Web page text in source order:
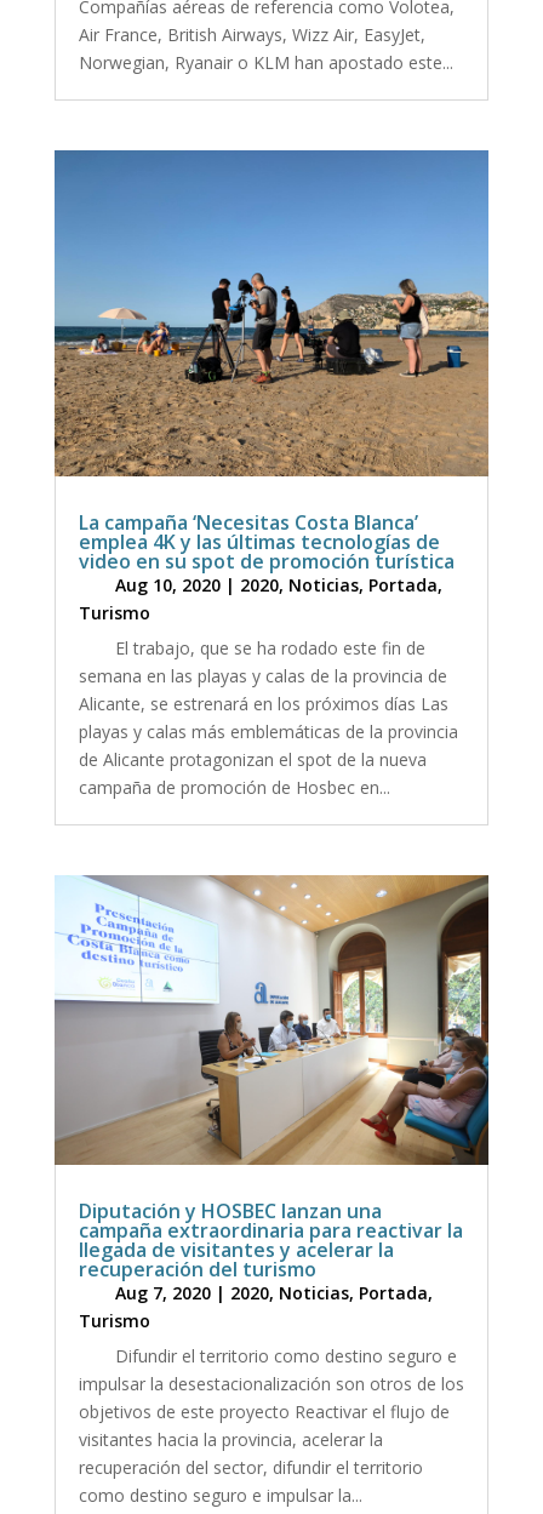
Compañías aéreas de referencia como Volotea,
Air France, British Airways, Wizz Air, EasyJet,
Norwegian, Ryanair o KLM han apostado este...
La campaña ‘Necesitas Costa Blanca’
emplea 4K y las últimas tecnologías de
video en su spot de promoción turística
Aug 10, 2020| 2020, Noticias, Portada,
Turismo
El trabajo, que se ha rodado este fin de
semana en las playas y calas de la provincia de
Alicante, se estrenará en los próximos días Las
playas y calas más emblemáticas de la provincia
de Alicante protagonizan el spot de la nueva
campaña de promoción de Hosbec en...
Diputación y HOSBEC lanzan una
campaña extraordinaria para reactivar la
llegada de visitantes y acelerar la
recuperación del turismo
Aug 7, 2020| 2020, Noticias, Portada,
Turismo
Difundir el territorio como destino seguro e
impulsar la desestacionalización son otros de los
objetivos de este proyecto Reactivar el flujo de
visitantes hacia la provincia, acelerar la
recuperación del sector, difundir el territorio
como destino seguro e impulsar la...